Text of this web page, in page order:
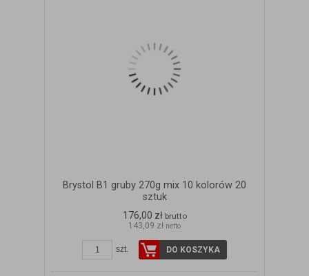
Brystol B1 gruby 270g mix 10 kolorów 20
sztuk
176,00 zł brutto
143,09 zł netto
szt. DO KOSZYKA